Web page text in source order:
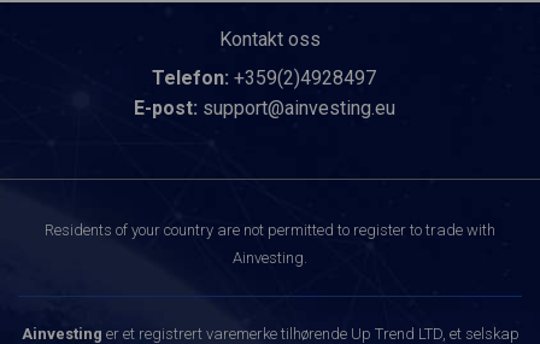
Kontakt oss
Telefon: +359(2)4928497
E-post: support@ainvesting.eu
Residents of your country are not permitted to register to trade with
Ainvesting.
Ainvesting er et registrert varemerke tilhørende Up Trend LTD, et selskap